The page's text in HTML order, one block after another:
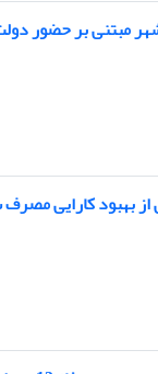
مبتنی بر حضور